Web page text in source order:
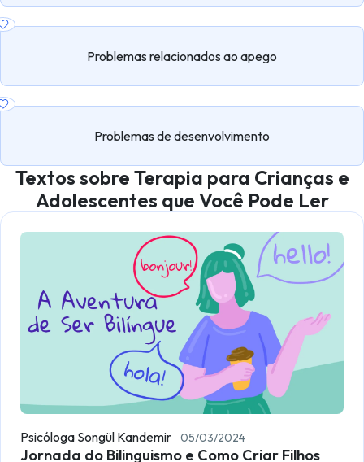
Problemas relacionados ao apego
Problemas de desenvolvimento
Textos sobre Terapia para Crianças e
Adolescentes que Você Pode Ler
Psicóloga Songül Kandemir 05/03/2024
Jornada do Bilinguismo e Como Criar Filhos